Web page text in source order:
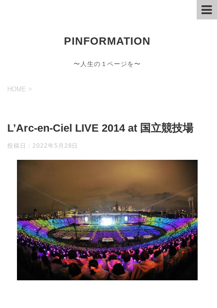
PINFORMATION
〜人生の１ページを〜
HOME >
L’Arc-en-Ciel LIVE 2014 at 国立競技場
投稿日： 2022年5月28日